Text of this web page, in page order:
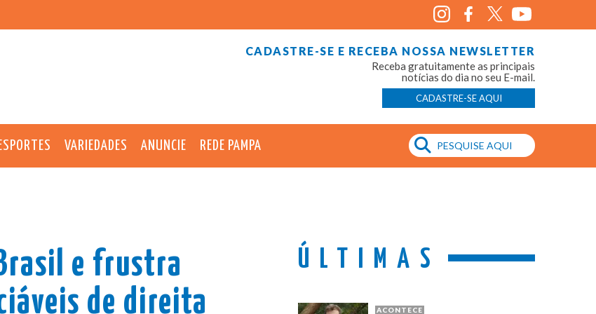
CADASTRE-SE E RECEBA NOSSA NEWSLETTER
Receba gratuitamente as principais
notícias do dia no seu E-mail.
CADASTRE-SE AQUI
ESPORTES VARIEDADES ANUNCIE REDE PAMPA
e frustra
de direita
ÚLTIMAS
ACONTECE